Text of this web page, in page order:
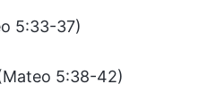
5:33-37)
5:38-42)